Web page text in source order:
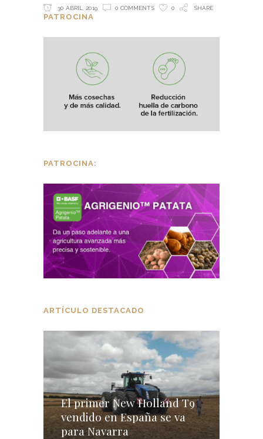
30 ABRIL, 2019 0 COMMENTS 0 SHARE
PATROCINA
PATROCINA:
ARTÍCULO DESTACADO
El primer New Holland T9
vendido en España se va
para Navarra